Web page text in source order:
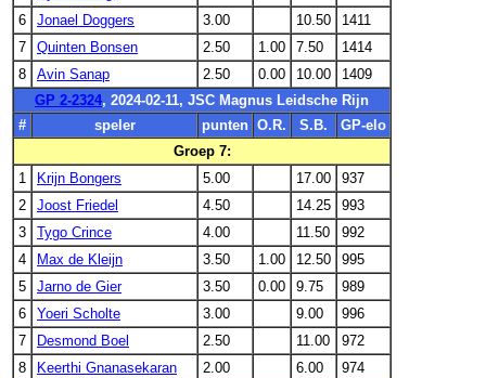
6
Jonael Doggers 3.00 10.50
1411
7
Quinten Bonsen 2.50 1.00 7.50
1414
8
Avin Sanap 2.50 0.00 10.00
1409
GP 2-2324, 2024-02-11, JSC Magnus Leidsche Rijn
#
speler punten O.R. S.B.
GP-elo
Groep 7:
1
Krijn Bongers 5.00 17.00
937
2
Joost Friedel 4.50 14.25
993
3
Tygo Crince 4.00 11.50
992
4
Max de Kleijn 3.50 1.00 12.50
995
5
Jarno de Gier 3.50 0.00 9.75
989
6
Yoeri Scholte 3.00 9.00
996
7
Desmond Boel 2.50 11.00
972
8
Keerthi Gnanasekaran 2.00 6.00
974